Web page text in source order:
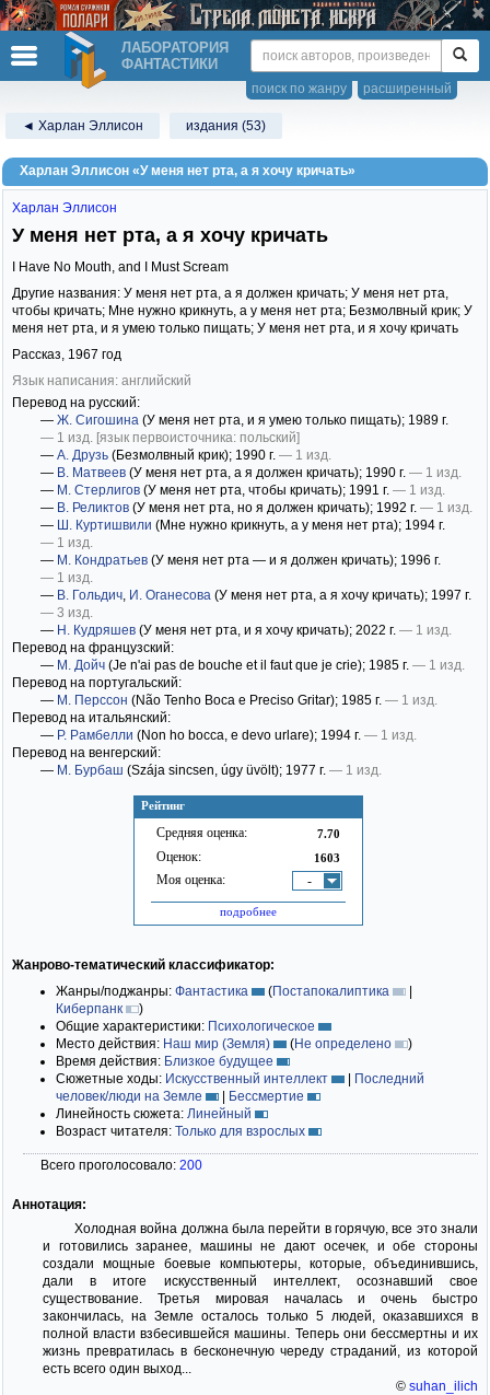
ЛАБОРАТОРИЯ
ФАНТАСТИКИ
расширенный
поиск по жанру
◄ Харлан Эллисон издания (53)
Харлан Эллисон «У меня нет рта, а я хочу кричать»
Рейтинг
Средняя оценка: 7.70
Оценок: 1603
Моя оценка: -
подробнее
Харлан Эллисон
У меня нет рта, а я хочу кричать
I Have No Mouth, and I Must Scream
Другие названия: У меня нет рта, а я должен кричать; У меня нет рта,
чтобы кричать; Мне нужно крикнуть, а у меня нет рта; Безмолвный крик; У
меня нет рта, и я умею только пищать; У меня нет рта, и я хочу кричать
Рассказ, 1967 год
Язык написания: английский
Перевод на русский:
— Ж. Сигошина (У меня нет рта, и я умею только пищать); 1989 г.
— 1 изд. [язык первоисточника: польский]
— А. Друзь (Безмолвный крик); 1990 г. — 1 изд.
— В. Матвеев (У меня нет рта, а я должен кричать); 1990 г. — 1 изд.
— М. Стерлигов (У меня нет рта, чтобы кричать); 1991 г. — 1 изд.
— В. Реликтов (У меня нет рта, но я должен кричать); 1992 г. — 1 изд.
— Ш. Куртишвили (Мне нужно крикнуть, а у меня нет рта); 1994 г.
— 1 изд.
— М. Кондратьев (У меня нет рта — и я должен кричать); 1996 г.
— 1 изд.
— В. Гольдич, И. Оганесова (У меня нет рта, а я хочу кричать); 1997 г.
— 3 изд.
— Н. Кудряшев (У меня нет рта, и я хочу кричать); 2022 г. — 1 изд.
Перевод на французский:
— М. Дойч (Je n'ai pas de bouche et il faut que je crie); 1985 г. — 1 изд.
Перевод на португальский:
— М. Перссон (Não Tenho Boca e Preciso Gritar); 1985 г. — 1 изд.
Перевод на итальянский:
— Р. Рамбелли (Non ho bocca, e devo urlare); 1994 г. — 1 изд.
Перевод на венгерский:
— М. Бурбаш (Szája sincsen, úgy üvölt); 1977 г. — 1 изд.
Жанрово-тематический классификатор:
Жанры/поджанры: Фантастика (Постапокалиптика
|
Киберпанк
)
Общие характеристики: Психологическое
Место действия: Наш мир (Земля) (Не определено
)
Время действия: Близкое будущее
Сюжетные ходы: Искусственный интеллект | Последний
человек/люди на Земле
| Бессмертие
Линейность сюжета: Линейный
Возраст читателя: Только для взрослых
Всего проголосовало: 200
Аннотация:
Холодная война должна была перейти в горячую, все это знали
и готовились заранее, машины не дают осечек, и обе стороны
создали мощные боевые компьютеры, которые, объединившись,
дали в итоге искусственный интеллект, осознавший свое
существование. Третья мировая началась и очень быстро
закончилась, на Земле осталось только 5 людей, оказавшихся в
полной власти взбесившейся машины. Теперь они бессмертны и их
жизнь превратилась в бесконечную череду страданий, из которой
есть всего один выход...
© suhan_ilich